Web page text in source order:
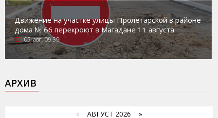
Движение на участке улицы Пролетарской в районе
дома № 66 перекроют в Магадане 11 августа
05-авг, 09:39
АРХИВ
« АВГУСТ 2026 »